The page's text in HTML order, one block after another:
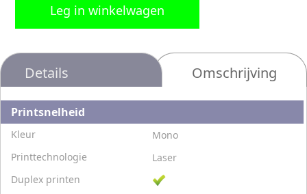
Leg in winkelwagen
Details Omschrijving
Printsnelheid
Kleur
Mono
Printtechnologie
Laser
Duplex printen